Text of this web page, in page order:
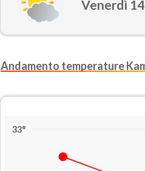
Venerdì 14
Andamento temperature
33°